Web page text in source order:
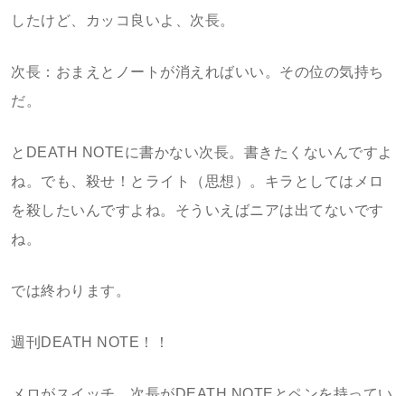
したけど、カッコ良いよ、次長。
次長：おまえとノートが消えればいい。その位の気持ち
だ。
とDEATH NOTEに書かない次長。書きたくないんですよ
ね。でも、殺せ！とライト（思想）。キラとしてはメロ
を殺したいんですよね。そういえばニアは出てないです
ね。
では終わります。
週刊DEATH NOTE！！